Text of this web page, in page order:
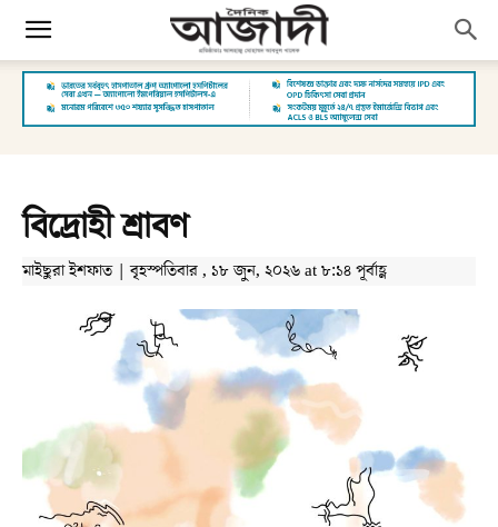
বিদ্রোহী শ্রাবণ
মাইছুরা ইশফাত | বৃহস্পতিবার , ১৮ জুন, ২০২৬ at ৮:১৪ পূর্বাহ্ণ